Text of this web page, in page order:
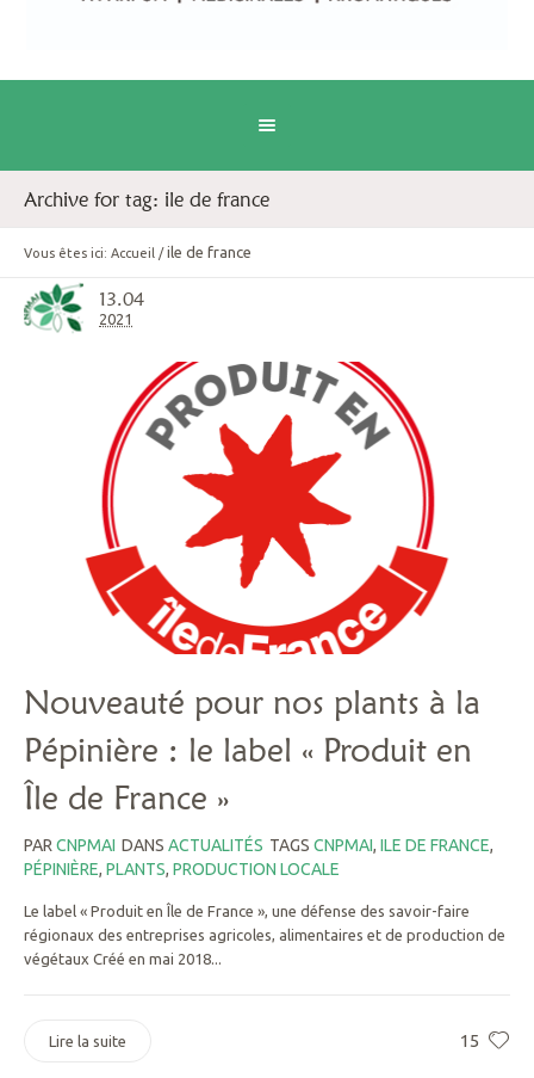
Archive for tag: ile de france
Vous êtes ici: Accueil / ile de france
13.04
2021
Nouveauté pour nos plants à la
Pépinière : le label « Produit en
Île de France »
PAR CNPMAI DANS ACTUALITÉS TAGS CNPMAI, ILE DE FRANCE,
PÉPINIÈRE, PLANTS, PRODUCTION LOCALE
Le label « Produit en Île de France », une défense des savoir-faire
régionaux des entreprises agricoles, alimentaires et de production de
végétaux Créé en mai 2018...
15
Lire la suite